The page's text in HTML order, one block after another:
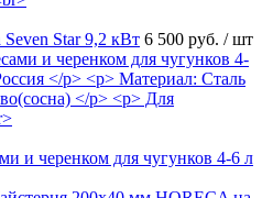
Seven Star 9,2 кВт 6 500 руб. / шт
и черенком для чугунков 4-6 л